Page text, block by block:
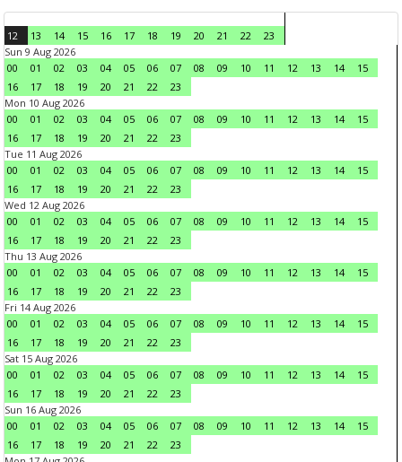
12 13 14 15 16 17 18 19 20 21 22
23
Sun 9 Aug 2026
00
01 02 03 04 05 06 07 08 09 10 11 12 13 14
15
16
17 18 19 20 21 22
23
Mon 10 Aug 2026
00
01 02 03 04 05 06 07 08 09 10 11 12 13 14
15
16
17 18 19 20 21 22
23
Tue 11 Aug 2026
00
01 02 03 04 05 06 07 08 09 10 11 12 13 14
15
16
17 18 19 20 21 22
23
Wed 12 Aug 2026
00
01 02 03 04 05 06 07 08 09 10 11 12 13 14
15
16
17 18 19 20 21 22
23
Thu 13 Aug 2026
00
01 02 03 04 05 06 07 08 09 10 11 12 13 14
15
16
17 18 19 20 21 22
23
Fri 14 Aug 2026
00
01 02 03 04 05 06 07 08 09 10 11 12 13 14
15
16
17 18 19 20 21 22
23
Sat 15 Aug 2026
00
01 02 03 04 05 06 07 08 09 10 11 12 13 14
15
16
17 18 19 20 21 22
23
Sun 16 Aug 2026
00
01 02 03 04 05 06 07 08 09 10 11 12 13 14
15
16
17 18 19 20 21 22
23